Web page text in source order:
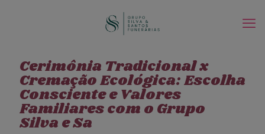
Cerimônia Tradicional x
Cremação Ecológica: Escolha
Consciente e Valores
Familiares com o Grupo
Silva e Sa